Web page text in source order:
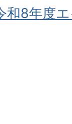
和8年度